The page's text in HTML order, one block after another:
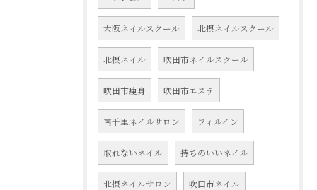
大阪ネイルスクール 北摂ネイルスクール
北摂ネイル 吹田市ネイルスクール
吹田市痩身 吹田市エステ
南千里ネイルサロン フィルイン
取れないネイル 持ちのいいネイル
北摂ネイルサロン 吹田市ネイル